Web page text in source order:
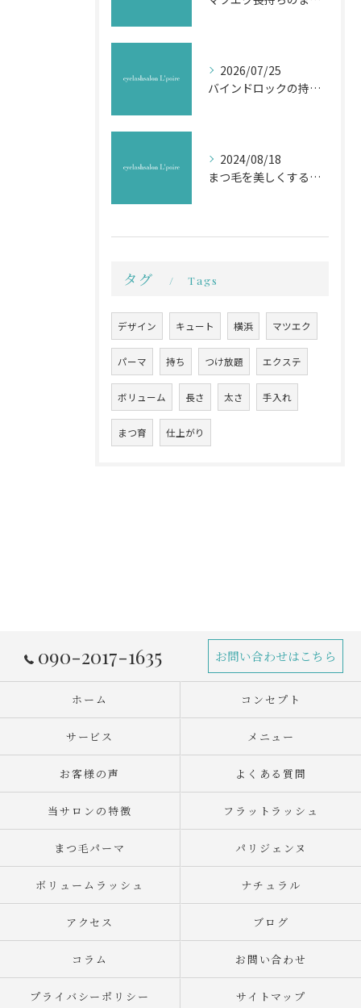
2026/07/25
バインドロックの持続効果を高める技術解説
2024/08/18
まつ毛を美しくするためのお手入れ法
タグ Tags
デザイン キュート 横浜 マツエク
パーマ 持ち つけ放題 エクステ
ボリューム 長さ 太さ 手入れ
まつ育 仕上がり
090-2017-1635 お問い合わせはこちら
ホーム コンセプト
サービス メニュー
お客様の声 よくある質問
当サロンの特徴 フラットラッシュ
まつ毛パーマ パリジェンヌ
ボリュームラッシュ ナチュラル
アクセス ブログ
コラム お問い合わせ
プライバシーポリシー サイトマップ